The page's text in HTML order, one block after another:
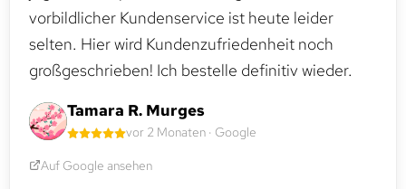
vorbildlicher Kundenservice ist heute leider
selten. Hier wird Kundenzufriedenheit noch
großgeschrieben! Ich bestelle definitiv wieder.
Tamara R. Murges
vor 2 Monaten · Google
Auf Google ansehen